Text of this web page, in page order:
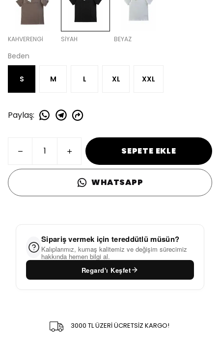
KAHVERENGİ SİYAH BEYAZ
Beden
S M L XL XXL
Paylaş:
SEPETE EKLE
WHATSAPP
Sipariş vermek için tereddütlü müsün?
Kalıplarımız, kumaş kalitemiz ve değişim sürecimiz
hakkında hemen bilgi al.
Regard'ı Keşfet
3000 TL ÜZERİ ÜCRETSİZ KARGO!